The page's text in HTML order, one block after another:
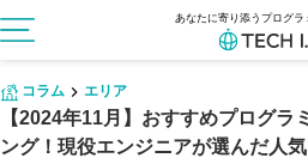
あなたに寄り添うプログラ
コラム エリア
【2024年11月】おすすめプログラ
ング！現役エンジニアが選んだ人